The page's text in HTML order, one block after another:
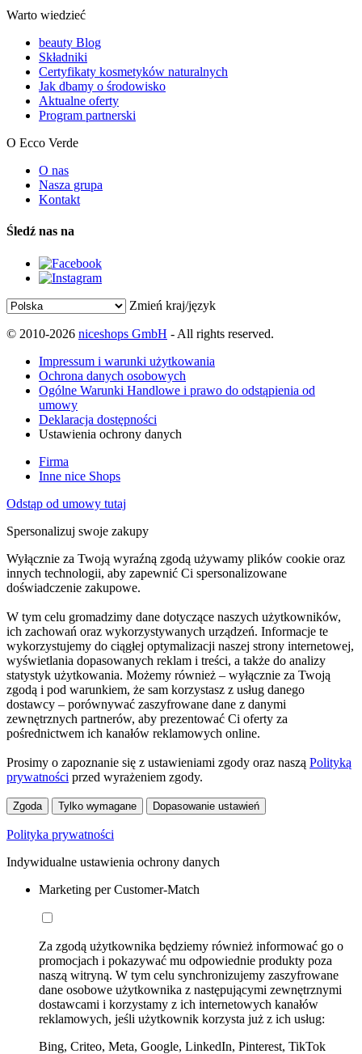
Warto wiedzieć
beauty Blog
Składniki
Certyfikaty kosmetyków naturalnych
Jak dbamy o środowisko
Aktualne oferty
Program partnerski
O Ecco Verde
O nas
Nasza grupa
Kontakt
Śledź nas na
Zmień kraj/język
© 2010-2026 niceshops GmbH - All rights reserved.
Impressum i warunki użytkowania
Ochrona danych osobowych
Ogólne Warunki Handlowe i prawo do odstąpienia od
umowy
Deklaracja dostępności
Ustawienia ochrony danych
Firma
Inne nice Shops
Odstąp od umowy tutaj
Spersonalizuj swoje zakupy
Wyłącznie za Twoją wyraźną zgodą używamy plików cookie oraz
innych technologii, aby zapewnić Ci spersonalizowane
doświadczenie zakupowe.
W tym celu gromadzimy dane dotyczące naszych użytkowników,
ich zachowań oraz wykorzystywanych urządzeń. Informacje te
wykorzystujemy do ciągłej optymalizacji naszej strony internetowej,
wyświetlania dopasowanych reklam i treści, a także do analizy
statystyk użytkowania. Możemy również – wyłącznie za Twoją
zgodą i pod warunkiem, że sam korzystasz z usług danego
dostawcy – porównywać zaszyfrowane dane z danymi
zewnętrznych partnerów, aby prezentować Ci oferty za
pośrednictwem ich kanałów reklamowych online.
Prosimy o zapoznanie się z ustawieniami zgody oraz naszą Polityką
prywatności przed wyrażeniem zgody.
Zgoda Tylko wymagane Dopasowanie ustawień
Polityka prywatności
Indywidualne ustawienia ochrony danych
Marketing per Customer-Match
Za zgodą użytkownika będziemy również informować go o
promocjach i pokazywać mu odpowiednie produkty poza
naszą witryną. W tym celu synchronizujemy zaszyfrowane
dane osobowe użytkownika z następującymi zewnętrznymi
dostawcami i korzystamy z ich internetowych kanałów
reklamowych, jeśli użytkownik korzysta już z ich usług:
Bing, Criteo, Meta, Google, LinkedIn, Pinterest, TikTok